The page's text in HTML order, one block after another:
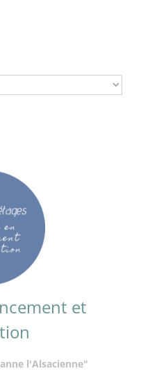
et
l'Alsacienne"